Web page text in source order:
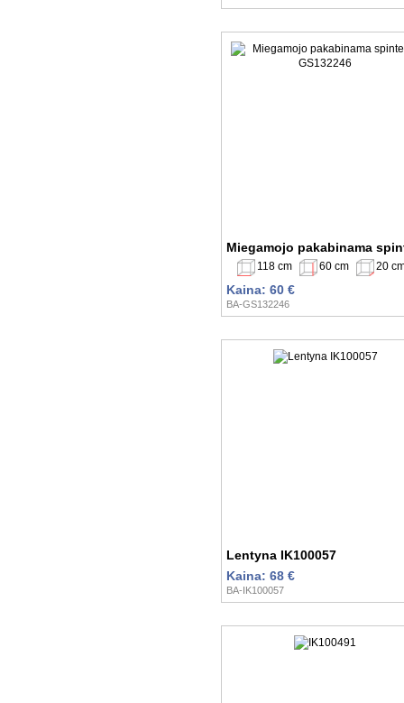
Miegamojo pakabinama
118 cm 60 cm 20
Kaina: 60 €
BA-GS132246
Lentyna IK100057
Kaina: 68 €
BA-IK100057